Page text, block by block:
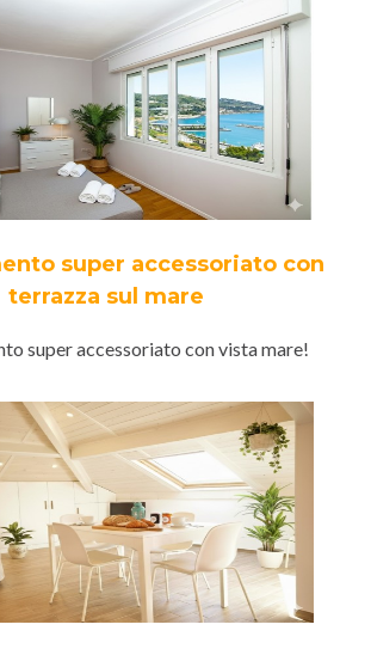
super accessoriato con
terrazza sul mare
super accessoriato con vista mare!